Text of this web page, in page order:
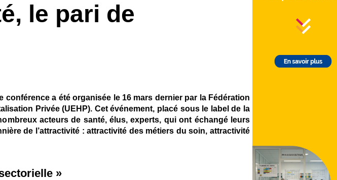
le pari de
conférence a été organisée le 16 mars dernier par la Fédération
Privée (UEHP). Cet événement, placé sous le label de la
acteurs de santé, élus, experts, qui ont échangé leurs
de l’attractivité : attractivité des métiers du soin, attractivité
»